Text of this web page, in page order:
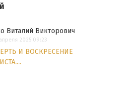
Виталий Викторович
2025 09:23
И ВОСКРЕСЕНИЕ